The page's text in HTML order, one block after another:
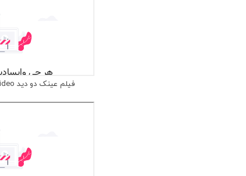
فیلم عینک دو دید Bifocal Eyeglass video